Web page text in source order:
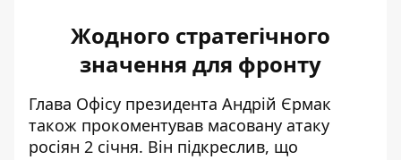
Жодного стратегічного
значення для фронту
Глава Офісу президента Андрій Єрмак
також прокоментував масовану атаку
росіян 2 січня. Він підкреслив, що